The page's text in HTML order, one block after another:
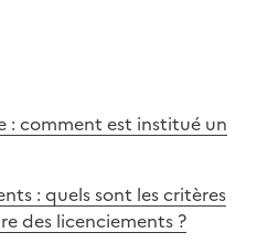
: comment est institué un
: quels sont les critères
des licenciements ?